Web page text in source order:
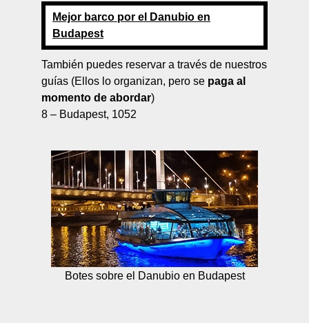
Mejor barco por el Danubio en
Budapest
También puedes reservar a través de nuestros
guías (Ellos lo organizan, pero se paga al
momento de abordar)
8 – Budapest, 1052
Botes sobre el Danubio en Budapest